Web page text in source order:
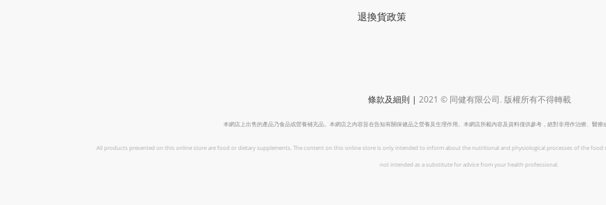
退換貨政策
條款及細則 | 2021 © 同健有限公司 . 版權所有不得轉載
本網店上出售的產品乃食品或營養補充品。本網店之內容旨在告知有關保健品之營養及生理作用。本網店所載內容及資料僅供參考，絕對非用作治療、醫療
All products presented on this online store are food or dietary supplements. The content on this online store is only intended to inform about the nutritional and physiological processes of the
not intended as a substitute for advice from your health professional.